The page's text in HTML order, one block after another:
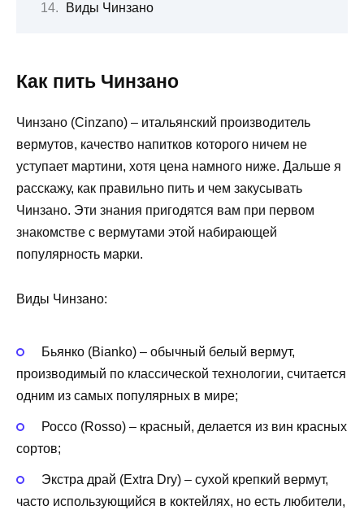
Виды Чинзано
Как пить Чинзано
Чинзано (Cinzano) – итальянский производитель
вермутов, качество напитков которого ничем не
уступает мартини, хотя цена намного ниже. Дальше я
расскажу, как правильно пить и чем закусывать
Чинзано. Эти знания пригодятся вам при первом
знакомстве с вермутами этой набирающей
популярность марки.
Виды Чинзано:
Бьянко (Bianko) – обычный белый вермут,
производимый по классической технологии, считается
одним из самых популярных в мире;
Россо (Rosso) – красный, делается из вин красных
сортов;
Экстра драй (Extra Dry) – сухой крепкий вермут,
часто использующийся в коктейлях, но есть любители,